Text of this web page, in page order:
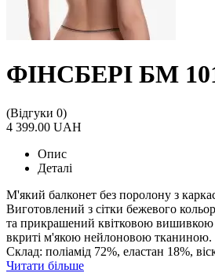
ФІНСБЕРІ БМ
(Відгуки 0)
4 399.00 UAH
Опис
Деталі
М'який балконет без поролону з
Виготовлений з сітки бежевого
та прикрашений квітковою вишивкою
вкриті м'якою нейлоновою тканиною.
Склад: поліамід 72%, еластан 18%,
Читати більше